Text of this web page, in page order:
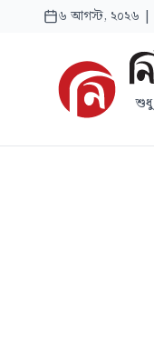
৬ আগস্ট, ২০২৬ |
শুধু